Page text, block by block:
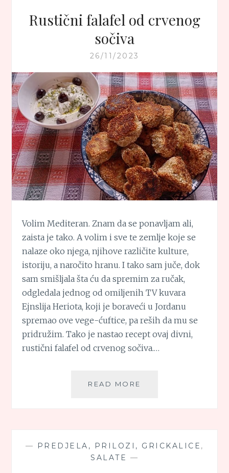
Rustični falafel od crvenog
sočiva
26/11/2023
Volim Mediteran. Znam da se ponavljam ali,
zaista je tako. A volim i sve te zemlje koje se
nalaze oko njega, njihove različite kulture,
istoriju, a naročito hranu. I tako sam juče, dok
sam smišljala šta ću da spremim za ručak,
odgledala jednog od omiljenih TV kuvara
Ejnslija Heriota, koji je boraveći u Jordanu
spremao ove vege-ćuftice, pa reših da mu se
pridružim. Tako je nastao recept ovaj divni,
rustični falafel od crvenog sočiva.…
READ MORE
— PREDJELA, PRILOZI, GRICKALICE ,
SALATE —